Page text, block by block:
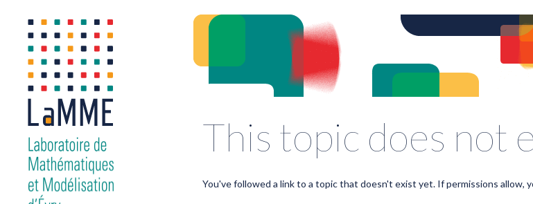
This topic does not
You've followed a link to a topic that doesn't exist yet. If permissions allow,